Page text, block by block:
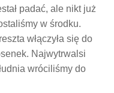
padać, ale nikt już
w środku.
włączyła się do
Najwytrwalsi
wróciliśmy do